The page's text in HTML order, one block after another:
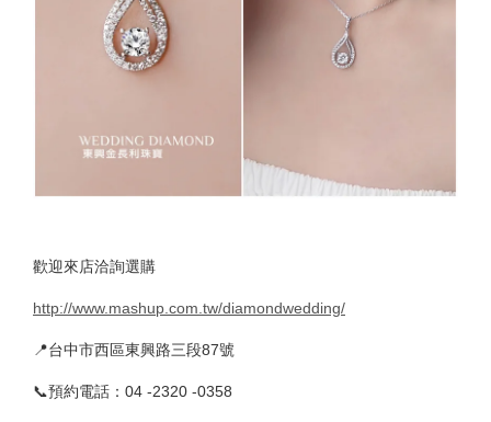
歡迎來店洽詢選購
http://www.mashup.com.tw/diamondwedding/
📍台中市西區東興路三段87號
📞預約電話：04 -2320 -0358